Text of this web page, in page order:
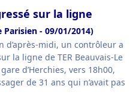
sur la ligne
Parisien - 09/01/2014)
d’après-midi, un contrôleur a
la ligne de TER Beauvais-Le
d’Herchies, vers 18h00,
de 31 ans qui n’avait pas